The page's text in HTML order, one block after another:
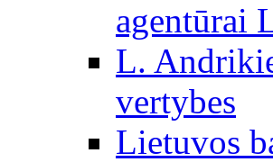
agentūrai
L.
vertybes
Lietuvos